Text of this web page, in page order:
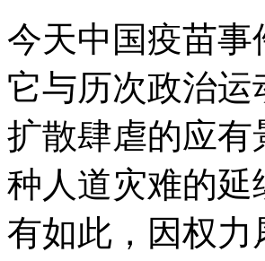
今天中国疫苗
它与历次政治
扩散肆虐的应
种人道灾难的
有如此，因权